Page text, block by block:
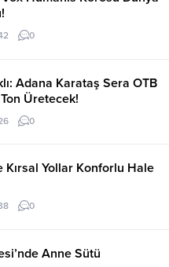
0
Adana Karataş Sera OTB
Ton Üretecek!
0
Kırsal Yollar Konforlu Hale
0
Anne Sütü